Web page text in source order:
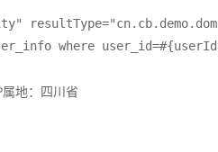
where
属地：四川省